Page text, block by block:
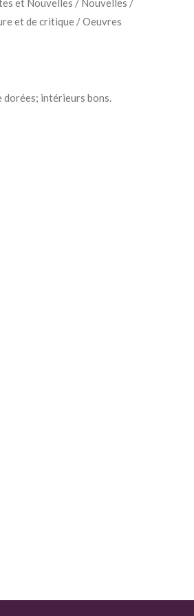
et Nouvelles / Nouvelles /
et de critique / Oeuvres
dorées; intérieurs bons.